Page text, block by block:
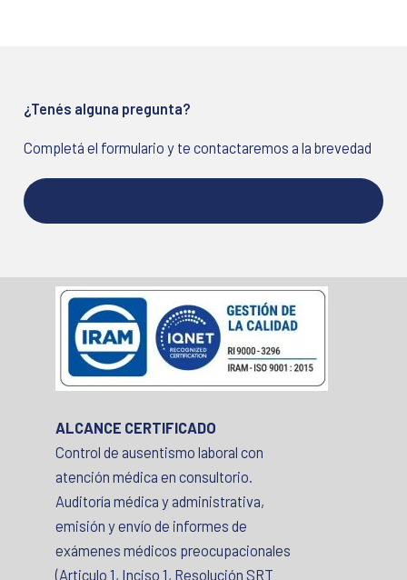
¿Tenés alguna pregunta?
Completá el formulario y te contactaremos a la brevedad
ALCANCE CERTIFICADO
Control de ausentismo laboral con
atención médica en consultorio.
Auditoría médica y administrativa,
emisión y envío de informes de
exámenes médicos preocupacionales
(Articulo 1, Inciso 1, Resolución SRT